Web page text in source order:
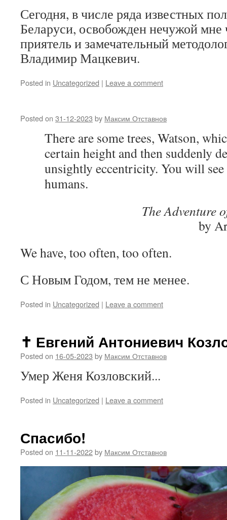
Сегодня, в числе ряда известных
Беларуси, освобожден нечужой мне
приятель и замечательный
Владимир Мацкевич.
Posted in Uncategorized | Leave a comment
Posted on 31-12-2023 by Максим Отставнов
There are some trees, Watson,
certain height and then suddenly
unsightly eccentricity. You will
humans.
The Adventure
by
We have, too often, too often.
С Новым Годом, тем не менее.
Posted in Uncategorized | Leave a comment
✝ Евгений Антониевич
Posted on 16-05-2023 by Максим Отставнов
Умер Женя Козловский...
Posted in Uncategorized | Leave a comment
Спасибо!
Posted on 11-11-2022by Максим Отставнов